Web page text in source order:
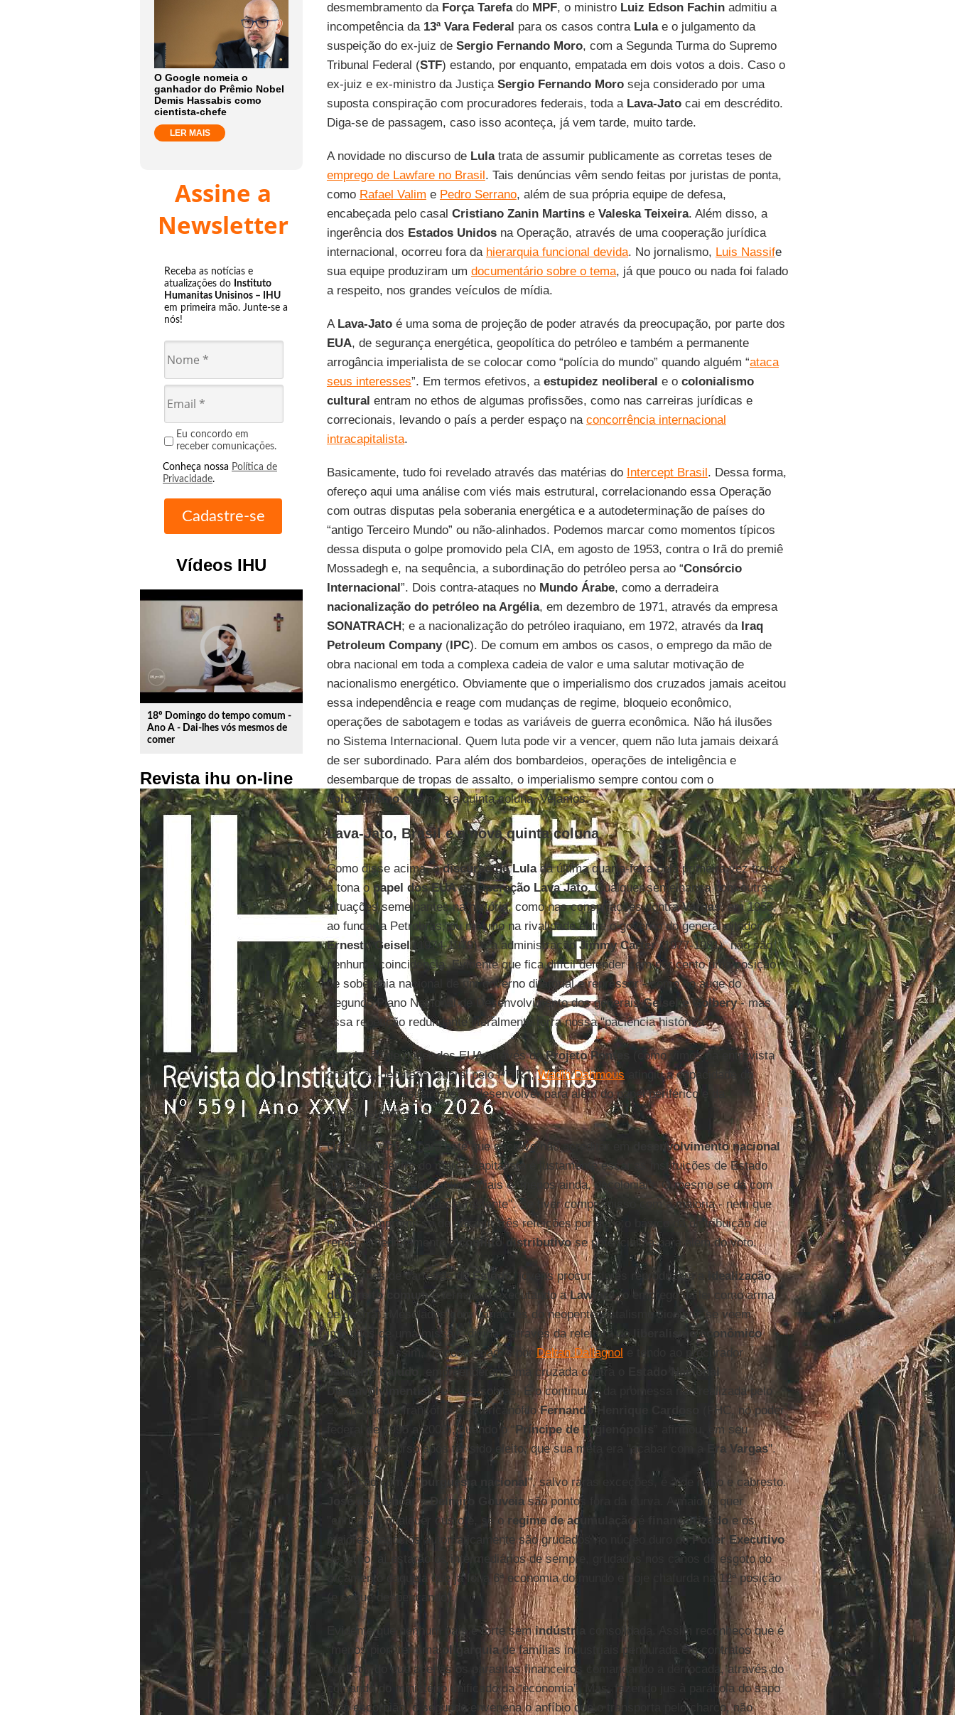
O Google nomeia o
ganhador do Prêmio Nobel
Demis Hassabis como
cientista-chefe
LER MAIS
Assine a
Newsletter
Receba as notícias e
atualizações do Instituto
Humanitas Unisinos – IHU
em primeira mão. Junte-se a
nós!
Eu concordo em
receber comunicações.
Conheça nossa Política de
Privacidade.
Vídeos IHU
play_circle_outline
18º Domingo do tempo comum -
Ano A - Dai-lhes vós mesmos de
comer
Revista ihu on-line
desmembramento da Força Tarefado MPF, o ministro Luiz Edson Fachinadmitiu a
incompetência da 13ª Vara Federal para os casos contra Lulae o julgamento da
suspeição do ex-juiz de Sergio Fernando Moro, com a Segunda Turma do Supremo
Tribunal Federal (STF) estando, por enquanto, empatada em dois votos a dois. Caso o
ex-juiz e ex-ministro da Justiça Sergio Fernando Moroseja considerado por uma
suposta conspiração com procuradores federais, toda a Lava-Jatocai em descrédito.
Diga-se de passagem, caso isso aconteça, já vem tarde, muito tarde.
A novidade no discurso de Lulatrata de assumir publicamente as corretas teses de
emprego de Lawfare no Brasil. Tais denúncias vêm sendo feitas por juristas de ponta,
como Rafael Valim e Pedro Serrano, além de sua própria equipe de defesa,
encabeçada pelo casal Cristiano Zanin Martinse Valeska Teixeira. Além disso, a
ingerência dos Estados Unidosna Operação, através de uma cooperação jurídica
internacional, ocorreu fora da hierarquia funcional devida. No jornalismo, Luis Nassife
sua equipe produziram um documentário sobre o tema, já que pouco ou nada foi falado
a respeito, nos grandes veículos de mídia.
A Lava-Jatoé uma soma de projeção de poder através da preocupação, por parte dos
EUA, de segurança energética, geopolítica do petróleo e também a permanente
arrogância imperialista de se colocar como “polícia do mundo” quando alguém “ataca
seus interesses”. Em termos efetivos, a estupidez neoliberal e o colonialismo
cultural entram no ethos de algumas profissões, como nas carreiras jurídicas e
correcionais, levando o país a perder espaço na concorrência internacional
intracapitalista.
Basicamente, tudo foi revelado através das matérias do Intercept Brasil. Dessa forma,
ofereço aqui uma análise com viés mais estrutural, correlacionando essa Operação
com outras disputas pela soberania energética e a autodeterminação de países do
“antigo Terceiro Mundo” ou não-alinhados. Podemos marcar como momentos típicos
dessa disputa o golpe promovido pela CIA, em agosto de 1953, contra o Irã do premiê
Mossadegh e, na sequência, a subordinação do petróleo persa ao “Consórcio
Internacional”. Dois contra-ataques no Mundo Árabe, como a derradeira
nacionalização do petróleo na Argélia, em dezembro de 1971, através da empresa
SONATRACH; e a nacionalização do petróleo iraquiano, em 1972, através da Iraq
Petroleum Company(IPC). De comum em ambos os casos, o emprego da mão de
obra nacional em toda a complexa cadeia de valor e uma salutar motivação de
nacionalismo energético. Obviamente que o imperialismo dos cruzados jamais aceitou
essa independência e reage com mudanças de regime, bloqueio econômico,
operações de sabotagem e todas as variáveis de guerra econômica. Não há ilusões
no Sistema Internacional. Quem luta pode vir a vencer, quem não luta jamais deixará
de ser subordinado. Para além dos bombardeios, operações de inteligência e
desembarque de tropas de assalto, o imperialismo sempre contou com o
colonialismointerno e a quinta coluna. Vejamos.
Lava-Jato, Brasil e a nova quinta coluna
Como disse acima, odiscurso de Lulada última quarta-feira pela primeira vez trouxe
à tona opapel dos EUAnaOperação Lava Jato. Qualquer semelhança com outras
situações semelhantes na história, como nas conspirações contraVargas, em 1953,
ao fundar a Petrobras, ou mesmo na rivalidade entre o governo do general ditador
Ernesto Geisel(1974-1979) e a administraçãoJimmy Carter(1977-1981), não são
nenhuma coincidência. Evidente que fica difícil defender cem por cento uma posição
de soberania nacional de um governo ditatorial e repressor - como no auge do
Segundo Plano Nacional de Desenvolvimento dos generaisGeisel e Golbery- mas
essa repetição redundante literalmente torra nossa "paciência histórica".
A projeção de poder dos EUA através doProjeto Pontes
(como vimos na entrevista
com o ex-deputado federal pelo PT/RJ,Wadih Dahmous atingiu a capacidade do
capitalismo brasileiro de se desenvolver para além do papel periférico e da
desindustrialização.
Uma das razões para este que escreve não acreditar em
desenvolvimento nacional
no Brasildentro do marco capitalista é justamente essa: as instituições de Estado
não são o suficiente anticoloniais e, menos ainda, decoloniais. O mesmo se dá com
as famílias da "burguesia restante". Se tiver compromisso com a maioria - nem que
seja o compromisso de garantir três refeições por dia e o básico da distribuição de
renda - imediatamente oconflito distributivose potencializa para além do voto.
Em termos de carreiras deEstado, jovens procuradores reproduzem a idealização
do Direito comume terminam executando aLawfare(o emprego da lei como arma
de guerra). Mesclados com variações do neopentecostalismo sionista, se veem
imbuídos de uma missão "divina", através da releitura doliberalismo econômico
calvinista. Assim, os coordenados por Deltan Dallagnol e tendo ao procurador
Januário Paludo
, empreenderam uma cruzada contra o
Estado Nacional
Desenvolvimentistae suas sobras. É o continuum da promessa não realizada pelo
ex-presidente francófilo e americanófiloFernando Henrique Cardoso
(FHC, no poder
federal de 1995 a 2002), quando o “Príncipe de Higienópolis
” afirmou, em seu
primeiro discurso após ter sido eleito, que sua meta era "acabar com a
Era Vargas".
A relação com a "burguesia nacional", salvo raras exceções, é a de relho e cabresto.
José de AlencareDelmiro Gouveiasão pontos fora da curva. A maioria quer
"enricar" a qualquer custo e, se oregime de acumulaçãoé financeirizadoe os
maiores negócios automaticamente são grudados no núcleo duro doPoder Executivo
de turno, aí estarão os intermediários de sempre, grudados nos canos de esgoto do
orçamento daquela que já foi a 6ª economia do mundo e hoje chafurda na 12ª posição
(e segue despencando).
Evidente que nenhum país é forte semindústria
consolidada. Assim reconheço que é
“menos pior” ter uma oligarquiade famílias industriais pendurada em contratos
públicos do que apenas os parasitas financeiros comandando a derrocada, através do
comando do ministério unificado da “economia”. Mas, fazendo jus à parábola do sapo
e do escorpião, o segundo envenena o anfíbio que o transporta pelo charco, não